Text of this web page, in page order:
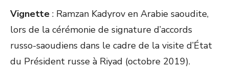
Vignette : Ramzan Kadyrov en Arabie saoudite,
lors de la cérémonie de signature d’accords
russo-saoudiens dans le cadre de la visite d’État
du Président russe à Riyad (octobre 2019).